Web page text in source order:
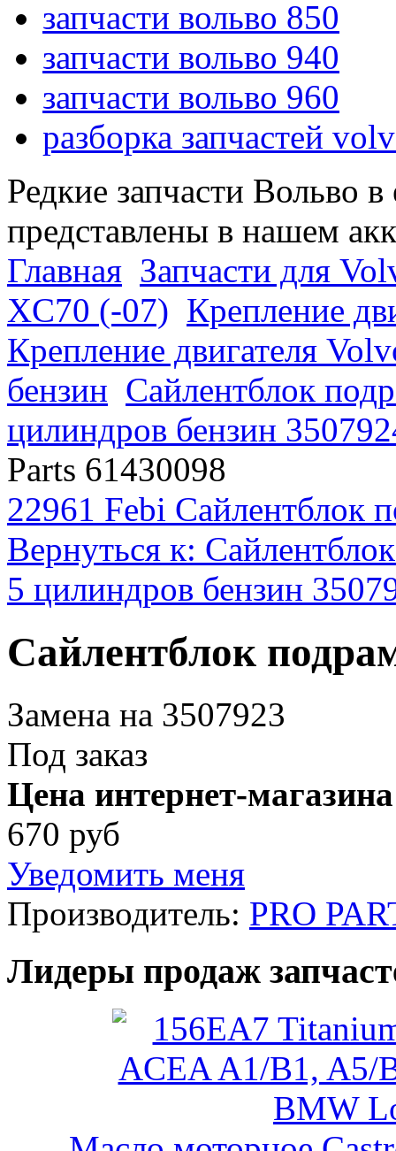
запчасти вольво 850
запчасти вольво 940
запчасти вольво 960
разборка запчастей
Редкие запчасти Вольво
представлены в нашем
Главная Запчасти для
XC70 (-07) Крепление
Крепление двигателя
бензин Сайлентблок
цилиндров бензин
Parts 61430098
22961 Febi Сайлентблок
Вернуться к:
5 цилиндров бензин
Сайлентблок
Замена на 3507923
Под заказ
Цена интернет-
670 руб
Уведомить меня
Производитель: PRO
Лидеры продаж